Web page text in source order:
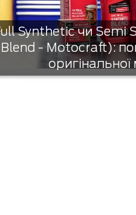
Synthetic чи Semi
Blend - Motocraft):
оригінальної